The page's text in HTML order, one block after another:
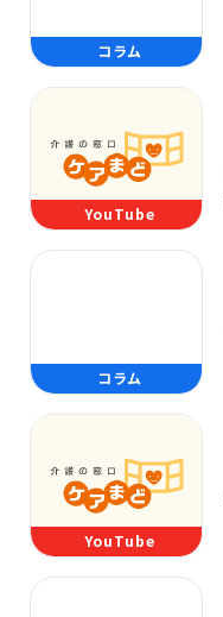
コラム
YouTube
コラム
YouTube